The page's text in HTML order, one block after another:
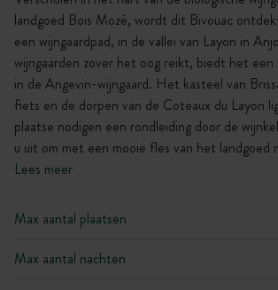
landgoed Bois Mozé, wordt dit Bivouac
een wijngaardpad, in de vallei van Layon in
wijngaarden zover het oog reikt, biedt het
in de Angevin-wijngaard. Het kasteel van
fiets en de dorpen van de Coteaux du Layon
plaatse nodigen een rondleiding door de
u uit om met een mooie fles van het landgoed
Lees meer
Max aantal plaatsen
Max aantal nachten